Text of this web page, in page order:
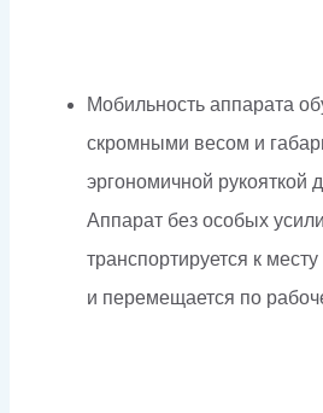
Мобильность аппарата
скромными весом и
эргономичной рукояткой
Аппарат без особых
транспортируется к
и перемещается по